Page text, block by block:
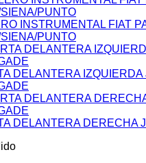
INSTRUMENTAL FIAT
PUNTO
DELANTERA IZQUIERDA
DELANTERA DERECHA